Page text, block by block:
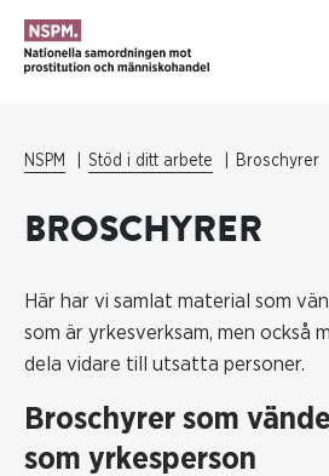
NSPM Stöd i ditt arbete Broschyrer
BROSCHYRER
Här har vi samlat material som
som är yrkesverksam, men också
dela vidare till utsatta personer.
Broschyrer som
som yrkesperson